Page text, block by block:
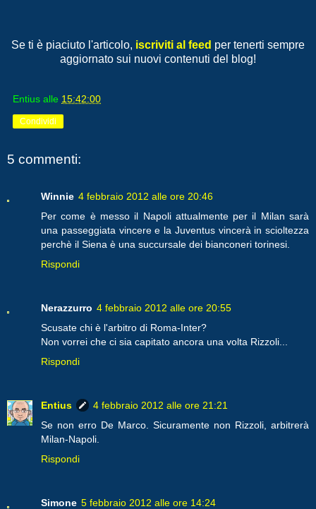
Se ti è piaciuto l'articolo, iscriviti al feed per tenerti sempre
aggiornato sui nuovi contenuti del blog!
Entius alle 15:42:00
Condividi
5 commenti:
Winnie 4 febbraio 2012 alle ore 20:46
Per come è messo il Napoli attualmente per il Milan sarà
una passeggiata vincere e la Juventus vincerà in scioltezza
perchè il Siena è una succursale dei bianconeri torinesi.
Rispondi
Nerazzurro 4 febbraio 2012 alle ore 20:55
Scusate chi è l'arbitro di Roma-Inter?
Non vorrei che ci sia capitato ancora una volta Rizzoli...
Rispondi
Entius
4 febbraio 2012 alle ore 21:21
Se non erro De Marco. Sicuramente non Rizzoli, arbitrerà
Milan-Napoli.
Rispondi
Simone 5 febbraio 2012 alle ore 14:24